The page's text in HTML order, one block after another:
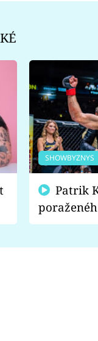
SHOWBYZNYS
fanoušci